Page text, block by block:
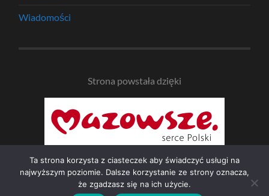
Wiadomości
Strona powstała dzięki
Ta strona korzysta z ciasteczek aby świadczyć usługi na
najwyższym poziomie. Dalsze korzystanie ze strony oznacza,
że zgadzasz się na ich użycie.